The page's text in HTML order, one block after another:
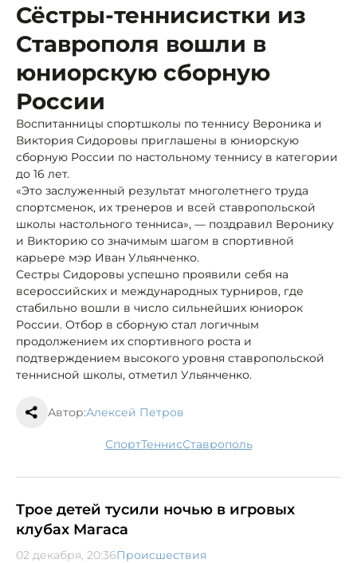
Сёстры-теннисистки из
Ставрополя вошли в
юниорскую сборную
России
Воспитанницы спортшколы по теннису Вероника и
Виктория Сидоровы приглашены в юниорскую
сборную России по настольному теннису в категории
до 16 лет.
«Это заслуженный результат многолетнего труда
спортсменок, их тренеров и всей ставропольской
школы настольного тенниса», — поздравил Веронику
и Викторию со значимым шагом в спортивной
карьере мэр Иван Ульянченко.
Сестры Сидоровы успешно проявили себя на
всероссийских и международных турниров, где
стабильно вошли в число сильнейших юниорок
России. Отбор в сборную стал логичным
продолжением их спортивного роста и
подтверждением высокого уровня ставропольской
теннисной школы, отметил Ульянченко.
Автор:Алексей Петров
спорт теннис Ставрополь
Трое детей тусили ночью в игровых
клубах Магаса
02 декабря, 20:36Происшествия